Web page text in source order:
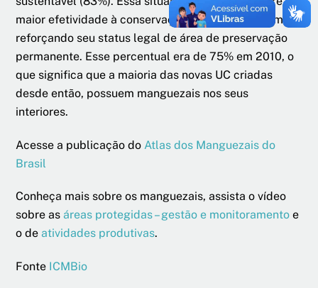
maior efetividade à conservação desse ecossistema,
reforçando seu status legal de área de preservação
permanente. Esse percentual era de 75% em 2010, o
que significa que a maioria das novas UC criadas
desde então, possuem manguezais nos seus
interiores.
Acesse a publicação do Atlas dos Manguezais do
Brasil
Conheça mais sobre os manguezais, assista o vídeo
sobre as áreas protegidas – gestão e monitoramentoe
o de atividades produtivas.
Fonte ICMBio